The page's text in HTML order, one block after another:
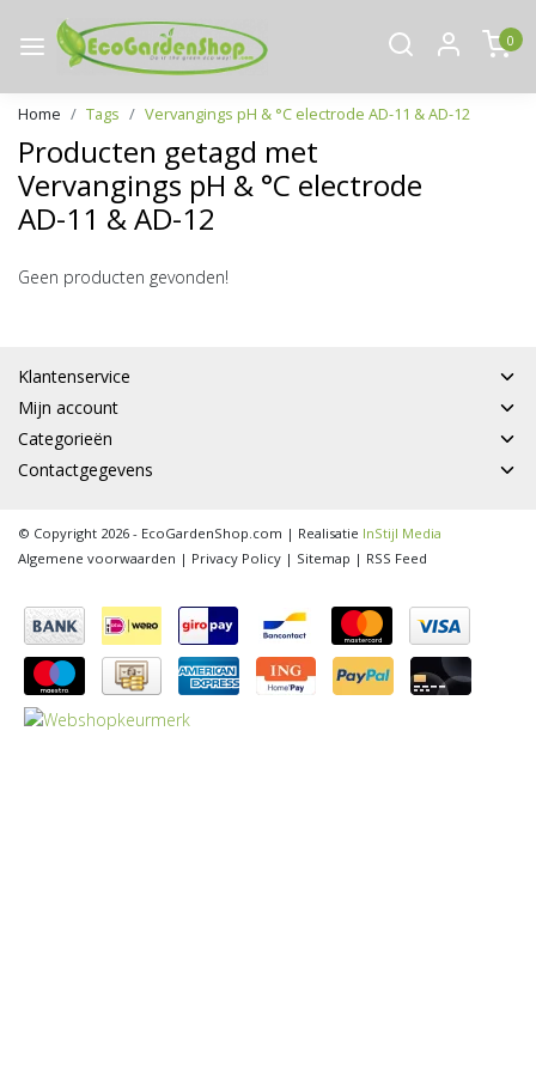
0
Home Tags Vervangings pH & °C electrode AD-11 & AD-12
Producten getagd met
Vervangings pH & °C electrode
AD-11 & AD-12
Geen producten gevonden!
Klantenservice
Mijn account
Categorieën
Contactgegevens
© Copyright 2026 - EcoGardenShop.com | Realisatie InStijl Media
Algemene voorwaarden | Privacy Policy | Sitemap | RSS Feed